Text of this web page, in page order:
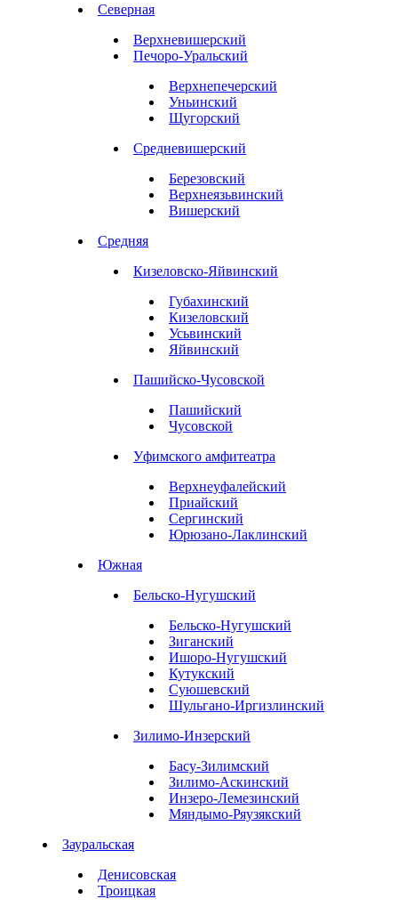
Северная
Верхневишерский
Печоро-Уральский
Верхнепечерский
Уньинский
Щугорский
Средневишерский
Березовский
Верхнеязьвинский
Вишерский
Средняя
Кизеловско-Яйвинский
Губахинский
Кизеловский
Усьвинский
Яйвинский
Пашийско-Чусовской
Пашийский
Чусовской
Уфимского амфитеатра
Верхнеуфалейский
Приайский
Сергинский
Юрюзано-Лаклинский
Южная
Бельско-Нугушский
Бельско-Нугушский
Зиганский
Ишоро-Нугушский
Кутукский
Суюшевский
Шульгано-Иргизлинский
Зилимо-Инзерский
Басу-Зилимский
Зилимо-Аскинский
Инзеро-Лемезинский
Мяндымо-Ряузякский
Зауральская
Денисовская
Троицкая